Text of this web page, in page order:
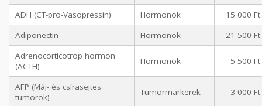
ADH (CT-pro-Vasopressin) Hormonok
15 000 Ft
Adiponectin
Hormonok
21 500 Ft
Adrenocorticotrop hormon
(ACTH)
Hormonok 5 500 Ft
AFP (Máj- és csírasejtes
tumorok)
Tumormarkerek 3 000 Ft